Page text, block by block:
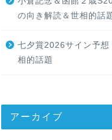
の向き解読＆世相的話
七夕賞2026サイン予想
相的話題
アーカイブ